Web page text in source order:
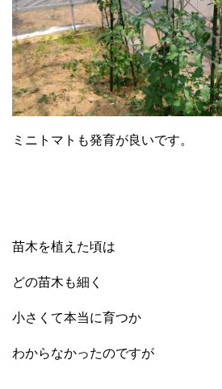
ミニトマトも発育が良いです。
苗木を植えた頃は
どの苗木も細く
小さくて本当に育つか
わからなかったのですが